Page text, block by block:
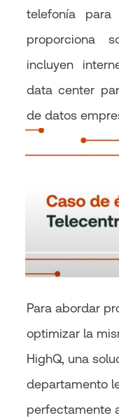
telefonía para
proporciona
incluyen
data center
de datos
Para abordar
optimizar la
HighQ, una
departamento
perfectamente